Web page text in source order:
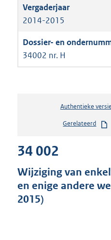
2014-2015
34002 nr. H
Authentieke
Gerelateerd
34 002
Wijziging van
en enige andere
2015)